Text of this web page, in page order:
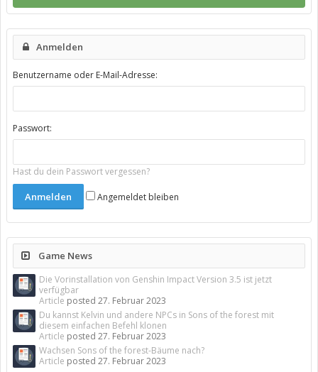
Anmelden
Benutzername oder E-Mail-Adresse:
Passwort:
Hast du dein Passwort vergessen?
Angemeldet bleiben
Game News
Die Vorinstallation von Genshin Impact Version 3.5 ist jetzt
verfügbar
Article posted 27. Februar 2023
Du kannst Kelvin und andere NPCs in Sons of the forest mit
diesem einfachen Befehl klonen
Article posted 27. Februar 2023
Wachsen Sons of the forest-Bäume nach?
Article posted 27. Februar 2023